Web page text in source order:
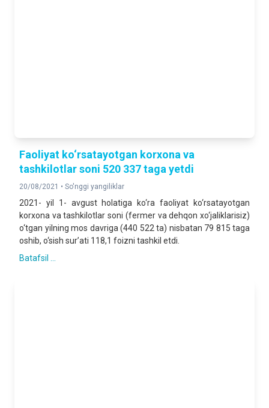
Faoliyat ko‘rsatayotgan korxona va
tashkilotlar soni 520 337 taga yetdi
20/08/2021 • So'nggi yangiliklar
2021- yil 1- avgust holatiga ko‘ra faoliyat ko‘rsatayotgan
korxona va tashkilotlar soni (fermer va dehqon xo‘jaliklarisiz)
o‘tgan yilning mos davriga (440 522 ta) nisbatan 79 815 taga
oshib, o‘sish sur’ati 118,1 foizni tashkil etdi.
Batafsil ...